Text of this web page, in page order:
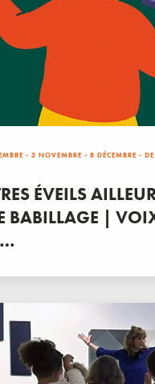
- 3 NOVEMBRE - 8 DÉCEMBRE -
ÉVEILS
BABILLAGE |